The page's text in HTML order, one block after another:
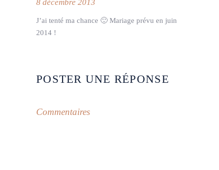
8 décembre 2013
J’ai tenté ma chance 🙂 Mariage prévu en juin
2014 !
POSTER UNE RÉPONSE